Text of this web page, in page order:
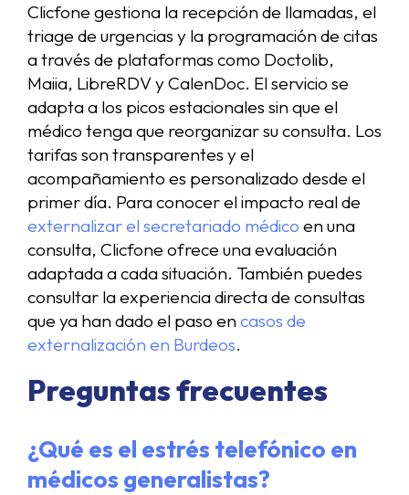
Clicfone gestiona la recepción de llamadas, el
triage de urgencias y la programación de citas
a través de plataformas como Doctolib,
Maiia, LibreRDV y CalenDoc. El servicio se
adapta a los picos estacionales sin que el
médico tenga que reorganizar su consulta. Los
tarifas son transparentes y el
acompañamiento es personalizado desde el
primer día. Para conocer el impacto real de
externalizar el secretariado médico en una
consulta, Clicfone ofrece una evaluación
adaptada a cada situación. También puedes
consultar la experiencia directa de consultas
que ya han dado el paso encasos de
externalización en Burdeos.
Preguntas frecuentes
¿Qué es el estrés telefónico en
médicos generalistas?